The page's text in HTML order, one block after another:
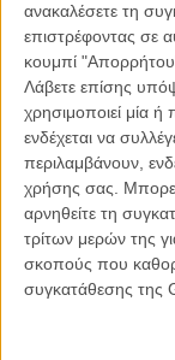
ανακαλέσετε τη
επιστρέφοντας σε
κουμπί
Λάβετε επίσης
χρησιμοποιεί μία
ενδέχεται να
περιλαμβάνουν,
χρήσης σας.
αρνηθείτε τη
τρίτων μερών της
σκοπούς που
συγκατάθεσης της
Διαβάστε ακόμη:
Χριστόφορος
πάντα»
Η γνώμη του Flix
Δείτε παρακάτω